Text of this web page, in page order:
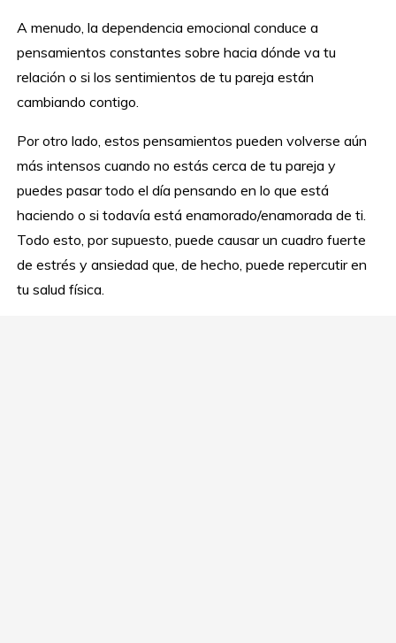
A menudo, la dependencia emocional conduce a
pensamientos constantes sobre hacia dónde va tu
relación o si los sentimientos de tu pareja están
cambiando contigo.
Por otro lado, estos pensamientos pueden volverse aún
más intensos cuando no estás cerca de tu pareja y
puedes pasar todo el día pensando en lo que está
haciendo o si todavía está enamorado/enamorada de ti.
Todo esto, por supuesto, puede causar un cuadro fuerte
de estrés y ansiedad que, de hecho, puede repercutir en
tu salud física.